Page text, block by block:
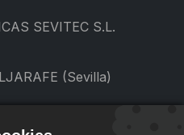
SEVITEC S.L.
(Sevilla)